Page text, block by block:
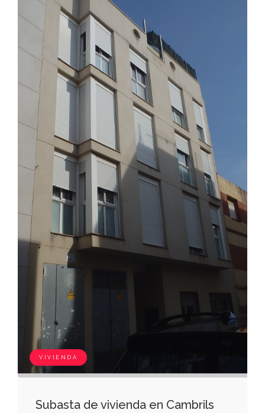
VIVIENDA
Subasta de vivienda en Cambrils